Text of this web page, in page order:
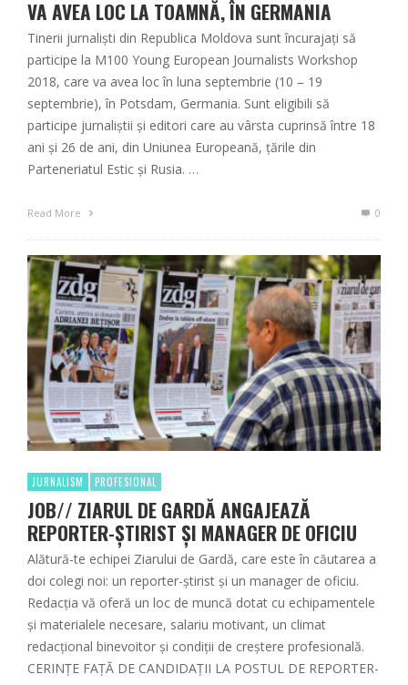
VA AVEA LOC LA TOAMNĂ, ÎN GERMANIA
Tinerii jurnaliști din Republica Moldova sunt încurajați să
participe la M100 Young European Journalists Workshop
2018, care va avea loc în luna septembrie (10 – 19
septembrie), în Potsdam, Germania. Sunt eligibili să
participe jurnaliștii și editori care au vârsta cuprinsă între 18
ani și 26 de ani, din Uniunea Europeană, țările din
Parteneriatul Estic și Rusia. …
Read More 0
JURNALISM PROFESIONAL
JOB// ZIARUL DE GARDĂ ANGAJEAZĂ
REPORTER-ȘTIRIST ȘI MANAGER DE OFICIU
Alătură-te echipei Ziarului de Gardă, care este în căutarea a
doi colegi noi: un reporter-știrist și un manager de oficiu.
Redacția vă oferă un loc de muncă dotat cu echipamentele
și materialele necesare, salariu motivant, un climat
redacțional binevoitor și condiții de creștere profesională.
CERINȚE FAȚĂ DE CANDIDAȚII LA POSTUL DE REPORTER-